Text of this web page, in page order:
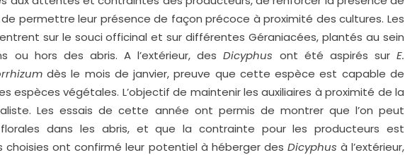
permettre leur présence de façon précoce à proximité des cultures. Les
sur le souci officinal et sur différentes Géraniacées, plantés au sein
ou hors des abris. A l’extérieur, desDicyphus ont été aspirés sur E.
dès le mois de janvier, preuve que cette espèce est capable de
espèces végétales. L’objectif de maintenir les auxiliaires à proximité de la
Les essais de cette année ont permis de montrer que l’on peut
dans les abris, et que la contrainte pour les producteurs est
choisies ont confirmé leur potentiel à héberger des Dicyphus à l’extérieur,